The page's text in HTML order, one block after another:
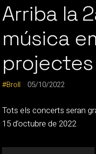
Arriba la
música
Broll 05/10/2022
Tots els concerts seran
15 d’octubre de 2022